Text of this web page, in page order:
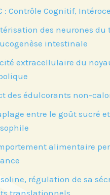
: Contrôle Cognitif,
des neurones
intestinale
extracellulaire du
des édulcorants non-
entre le goût sucré
alimentaire
régulation de sa
translationnels